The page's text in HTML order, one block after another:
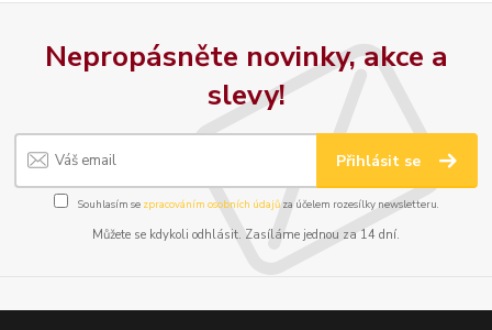
Nepropásněte novinky, akce a
slevy!
Přihlásit se
Souhlasím se zpracováním osobních údajůza účelem rozesílky newsletteru.
Můžete se kdykoli odhlásit. Zasíláme jednou za 14 dní.